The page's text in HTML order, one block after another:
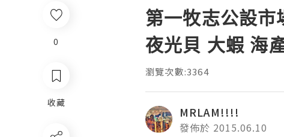
0
收藏
第一牧志公設
夜光貝 大蝦 海
瀏覽次數:3364
MRLAM!!!!
發佈於 2015.06.10